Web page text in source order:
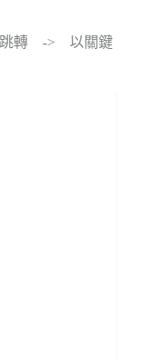
跳轉 -> 以關鍵